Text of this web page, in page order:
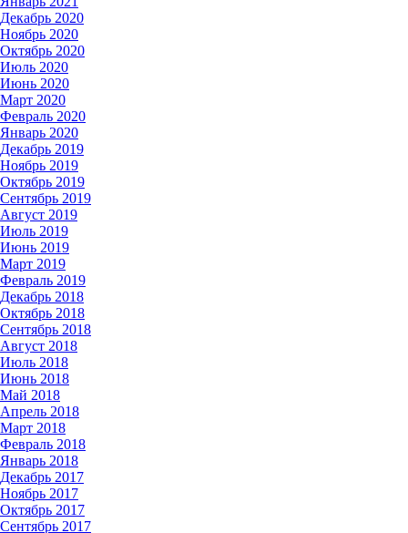
Декабрь 2020
Ноябрь 2020
Октябрь 2020
Июль 2020
Июнь 2020
Март 2020
Февраль 2020
Январь 2020
Декабрь 2019
Ноябрь 2019
Октябрь 2019
Сентябрь 2019
Август 2019
Июль 2019
Июнь 2019
Март 2019
Февраль 2019
Декабрь 2018
Октябрь 2018
Сентябрь 2018
Август 2018
Июль 2018
Июнь 2018
Май 2018
Апрель 2018
Март 2018
Февраль 2018
Январь 2018
Декабрь 2017
Ноябрь 2017
Октябрь 2017
Сентябрь 2017